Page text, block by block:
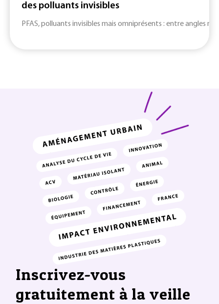
des polluants invisibles
PFAS, polluants invisibles mais omniprésents : entre angles
Inscrivez-vous
gratuitement à la veille